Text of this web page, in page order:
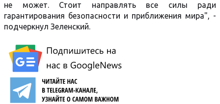
не может. Стоит направлять все силы ради
гарантирования безопасности и приближения мира", -
подчеркнул Зеленский.